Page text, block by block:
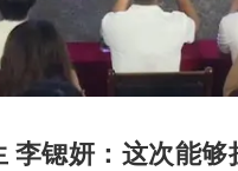
李锶妍：这次能够